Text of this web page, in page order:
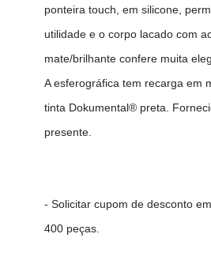
ponteira touch, em silicone,
utilidade e o corpo lacado com
mate/brilhante confere muita
A esferográfica tem recarga em
tinta Dokumental® preta.
presente.
- Solicitar cupom de desconto
400 peças.